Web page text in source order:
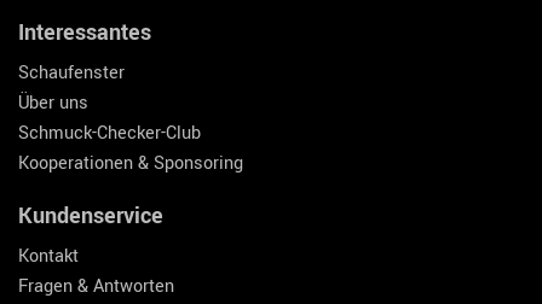
Interessantes
Schaufenster
Über uns
Schmuck-Checker-Club
Kooperationen & Sponsoring
Kundenservice
Kontakt
Fragen & Antworten